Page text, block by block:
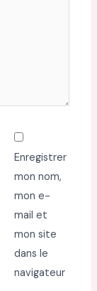
Enregistrer
mon nom,
mon e-
mail et
mon site
dans le
navigateur